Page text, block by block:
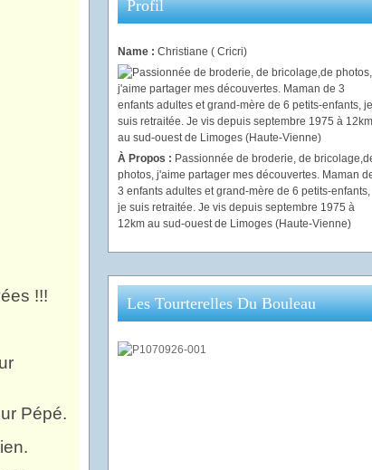
!!!
Pépé.
Profil
Name : Christiane ( Cricri)
À Propos : Passionnée de broderie, de
photos, j'aime partager mes découvertes. Maman
3 enfants adultes et grand-mère de 6 petits-enfants,
je suis retraitée. Je vis depuis septembre 1975 à
12km au sud-ouest de Limoges (Haute-Vienne)
Les Tourterelles Du Bouleau